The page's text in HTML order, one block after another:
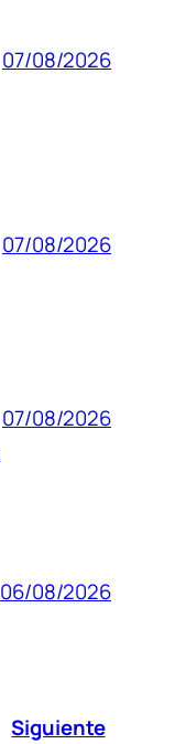
07/08/2026
07/08/2026
07/08/2026
06/08/2026
Siguiente